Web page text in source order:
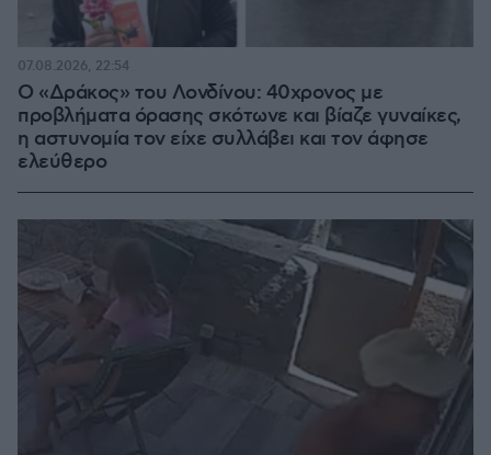
Ο «Δράκος» του Λονδίνου: 40χρονος με
προβλήματα όρασης σκότωνε και βίαζε γυναίκες,
η αστυνομία τον είχε συλλάβει και τον άφησε
ελεύθερο
07.08.2026, 22:54